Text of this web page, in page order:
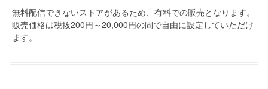
無料配信できないストアがあるため、有料での販売となります。
販売価格は税抜200円～20,000円の間で自由に設定していただけ
ます。